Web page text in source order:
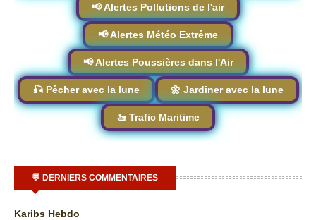
📢 Alertes Pollutions de l'air
📢 Alertes Météo Extrême
📢 Alertes Poussières dans l'Air
🎣 Pêcher avec la lune 🌼 Jardiner avec la lune
🚤 Trafic Maritime
💬 DERNIERS COMMENTAIRES
Karibs Hebdo